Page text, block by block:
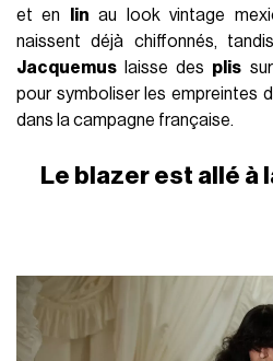
et en
lin au look vintage
naissent déjà chiffonnés,
Jacquemus laisse des plis
pour symboliser les empreintes
dans la campagne française.
Le blazer est allé à